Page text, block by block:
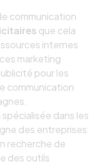
communication
que cela
internes
marketing
pour les
communication
dans les
des entreprises
recherche de
des outils